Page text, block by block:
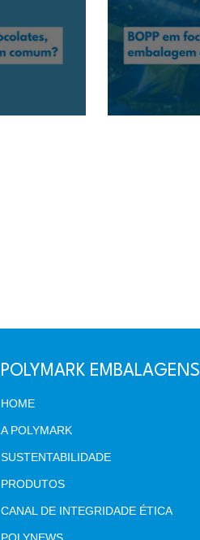
POLYMARK EMBALAGENS
HOME
A POLYMARK
SUSTENTABILIDADE
PRODUTOS
CANAL DE INTEGRIDADE ÉTICA